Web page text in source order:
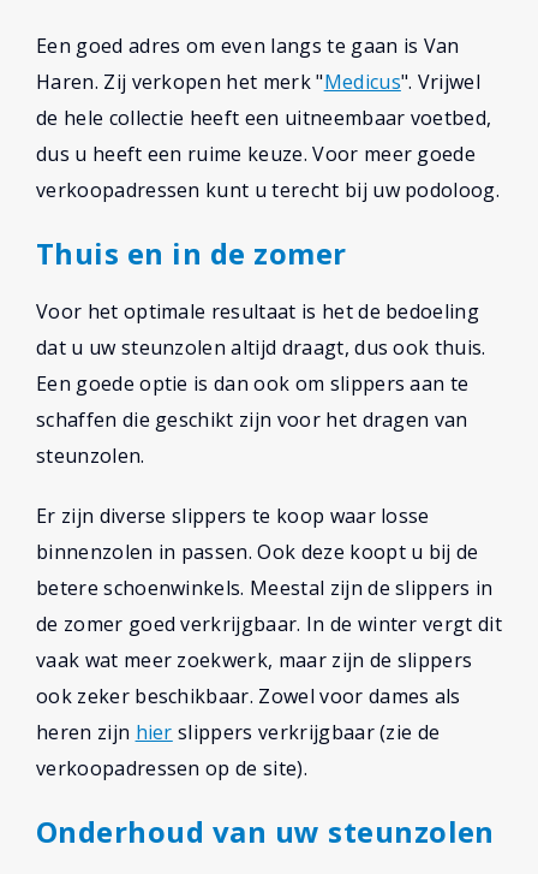
Een goed adres om even langs te gaan is Van
Haren. Zij verkopen het merk "Medicus". Vrijwel
de hele collectie heeft een uitneembaar voetbed,
dus u heeft een ruime keuze. Voor meer goede
verkoopadressen kunt u terecht bij uw podoloog.
Thuis en in de zomer
Voor het optimale resultaat is het de bedoeling
dat u uw steunzolen altijd draagt, dus ook thuis.
Een goede optie is dan ook om slippers aan te
schaffen die geschikt zijn voor het dragen van
steunzolen.
Er zijn diverse slippers te koop waar losse
binnenzolen in passen. Ook deze koopt u bij de
betere schoenwinkels. Meestal zijn de slippers in
de zomer goed verkrijgbaar. In de winter vergt dit
vaak wat meer zoekwerk, maar zijn de slippers
ook zeker beschikbaar. Zowel voor dames als
heren zijn hier slippers verkrijgbaar (zie de
verkoopadressen op de site).
Onderhoud van uw steunzolen